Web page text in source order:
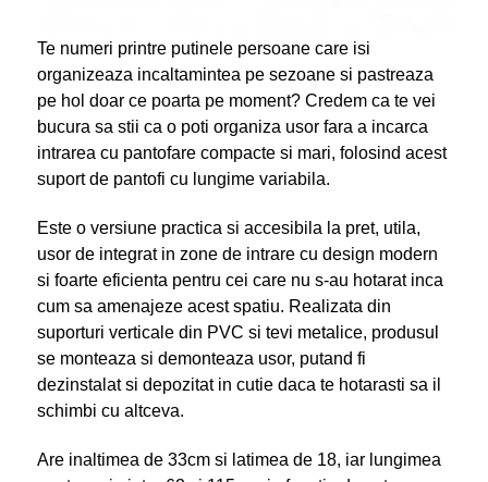
Te numeri printre putinele persoane care isi
organizeaza incaltamintea pe sezoane si pastreaza
pe hol doar ce poarta pe moment? Credem ca te vei
bucura sa stii ca o poti organiza usor fara a incarca
intrarea cu pantofare compacte si mari, folosind acest
suport de pantofi cu lungime variabila.
Este o versiune practica si accesibila la pret, utila,
usor de integrat in zone de intrare cu design modern
si foarte eficienta pentru cei care nu s-au hotarat inca
cum sa amenajeze acest spatiu. Realizata din
suporturi verticale din PVC si tevi metalice, produsul
se monteaza si demonteaza usor, putand fi
dezinstalat si depozitat in cutie daca te hotarasti sa il
schimbi cu altceva.
Are inaltimea de 33cm si latimea de 18, iar lungimea